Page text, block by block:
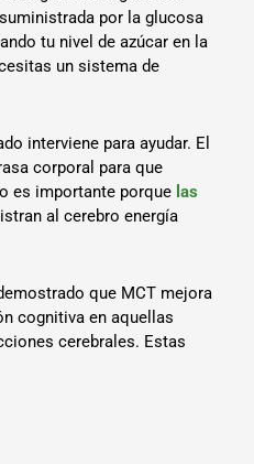
por la glucosa
tu nivel de azúcar en la
un sistema de
interviene para ayudar. El
corporal para que
es importante porque las
al cerebro energía
que MCT mejora
cognitiva en aquellas
cerebrales. Estas